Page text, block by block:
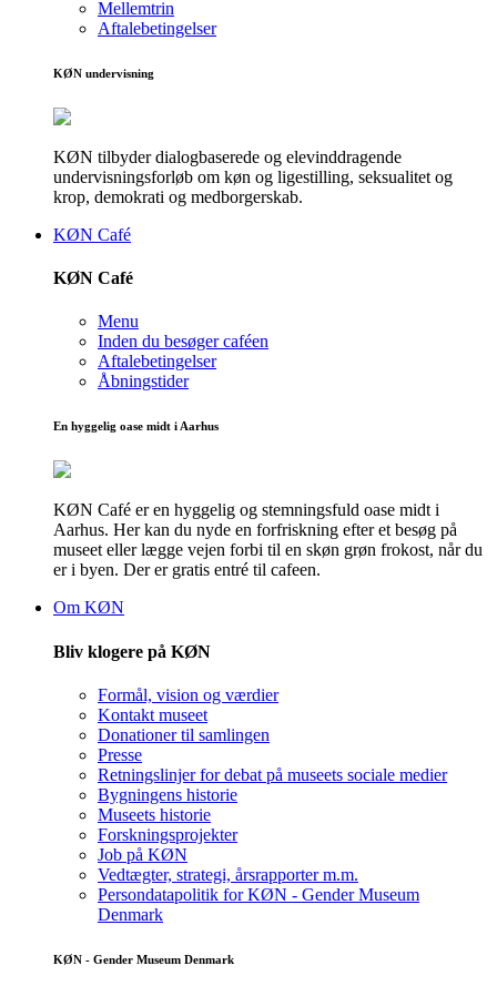
Mellemtrin
Aftalebetingelser
KØN undervisning
KØN tilbyder dialogbaserede og elevinddragende
undervisningsforløb om køn og ligestilling, seksualitet og
krop, demokrati og medborgerskab.
KØN Café
KØN Café
Menu
Inden du besøger caféen
Aftalebetingelser
Åbningstider
En hyggelig oase midt i Aarhus
KØN Café er en hyggelig og stemningsfuld oase midt i
Aarhus. Her kan du nyde en forfriskning efter et besøg på
museet eller lægge vejen forbi til en skøn grøn frokost, når du
er i byen. Der er gratis entré til cafeen.
Om KØN
Bliv klogere på KØN
Formål, vision og værdier
Kontakt museet
Donationer til samlingen
Presse
Retningslinjer for debat på museets sociale medier
Bygningens historie
Museets historie
Forskningsprojekter
Job på KØN
Vedtægter, strategi, årsrapporter m.m.
Persondatapolitik for KØN - Gender Museum
Denmark
KØN - Gender Museum Denmark